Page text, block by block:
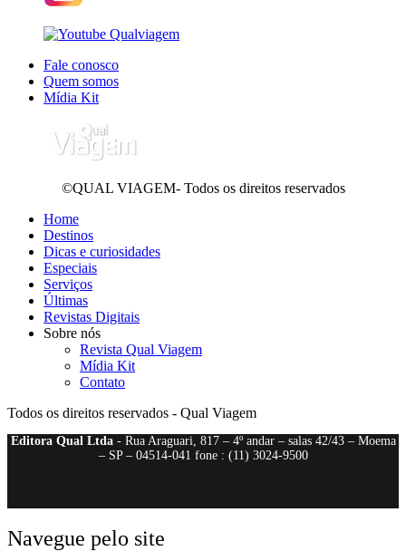
Fale conosco
Quem somos
Mídia Kit
©QUAL VIAGEM- Todos os direitos reservados
Home
Destinos
Dicas e curiosidades
Especiais
Serviços
Últimas
Revistas Digitais
Sobre nós
Revista Qual Viagem
Mídia Kit
Contato
Todos os direitos reservados - Qual Viagem
Editora Qual Ltda- Rua Araguari, 817 – 4º andar – salas 42/43 – Moema
– SP – 04514-041 fone : (11) 3024-9500
Navegue pelo site